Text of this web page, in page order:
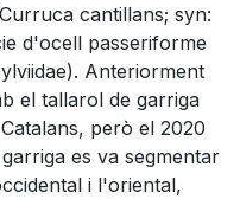
cantillans; syn:
d'ocell passeriforme
Anteriorment
el tallarol de garriga
però el 2020
es va segmentar
i l'oriental,